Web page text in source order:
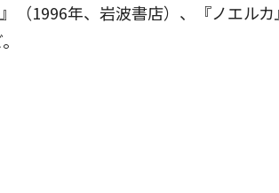
（1996年、岩波書店）、『ノエル